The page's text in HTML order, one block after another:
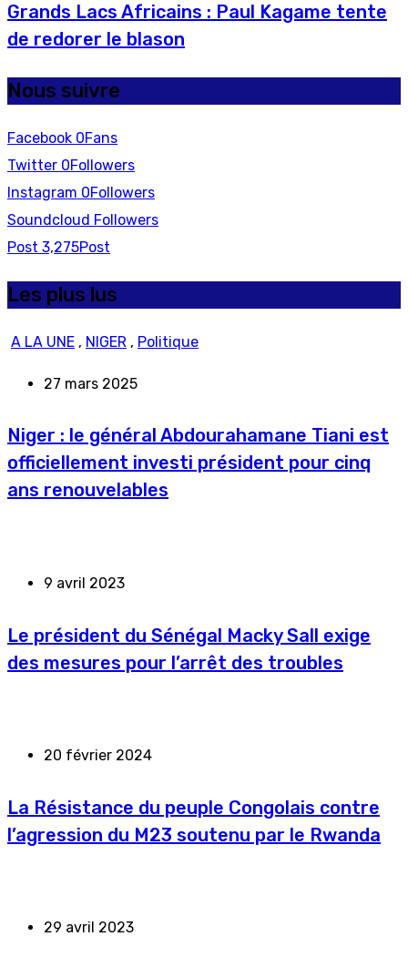
Grands Lacs Africains : Paul Kagame tente
de redorer le blason
Nous suivre
Facebook 0Fans
Twitter 0Followers
Instagram 0Followers
Soundcloud Followers
Post 3,275Post
Les plus lus
A LA UNE , NIGER , Politique
27 mars 2025
Niger : le général Abdourahamane Tiani est
officiellement investi président pour cinq
ans renouvelables
9 avril 2023
Le président du Sénégal Macky Sall exige
des mesures pour l’arrêt des troubles
20 février 2024
La Résistance du peuple Congolais contre
l’agression du M23 soutenu par le Rwanda
29 avril 2023